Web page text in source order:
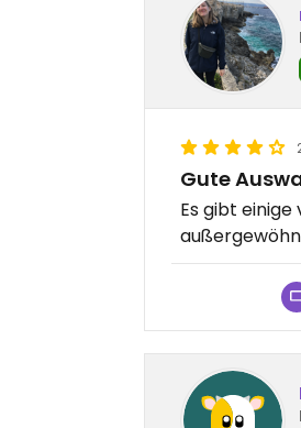
Gute
Es gibt einige